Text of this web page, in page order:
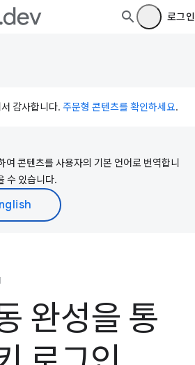
로그인
감사합니다. 주문형 콘텐츠를 확인하세요.
콘텐츠를 사용자의 기본 언어로 번역합니
수 있습니다.
완성을 통